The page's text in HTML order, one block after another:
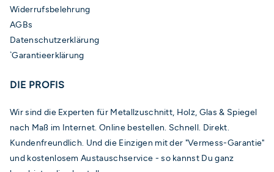
Widerrufsbelehrung
AGBs
Datenschutzerklärung
*Garantieerklärung
DIE PROFIS
Wir sind die Experten für Metallzuschnitt, Holz, Glas & Spiegel
nach Maß im Internet. Online bestellen. Schnell. Direkt.
Kundenfreundlich. Und die Einzigen mit der "Vermess-Garantie"
und kostenlosem Austauschservice - so kannst Du ganz